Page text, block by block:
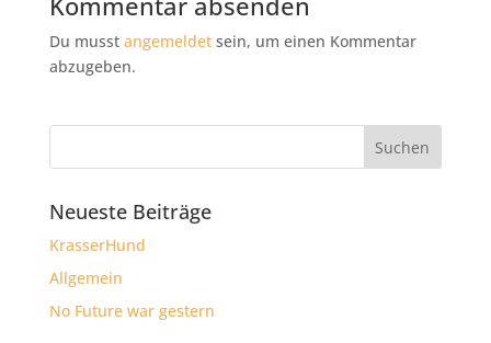
Du musst angemeldetsein, um einen Kommentar
abzugeben.
Neueste Beiträge
KrasserHund
Allgemein
No Future war gestern